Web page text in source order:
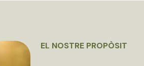
EL NOSTRE PROPÒSIT